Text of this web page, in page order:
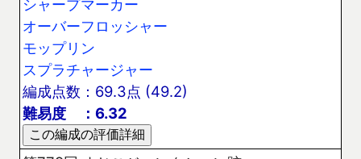
シャープマーカー
オーバーフロッシャー
モップリン
スプラチャージャー
編成点数：69.3点 (49.2)
難易度 ：6.32